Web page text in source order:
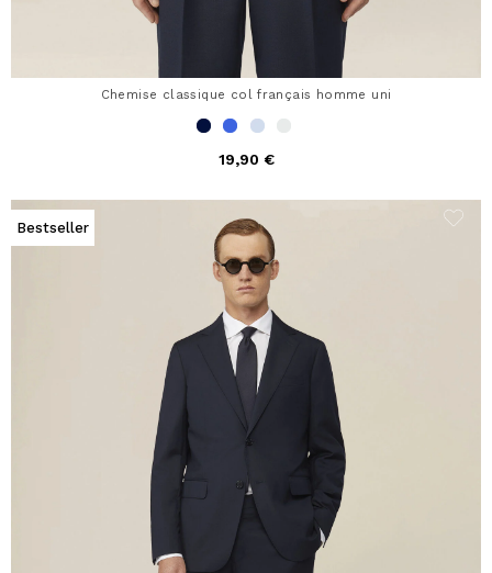
Chemise classique col français homme uni
19,90 €
Bestseller